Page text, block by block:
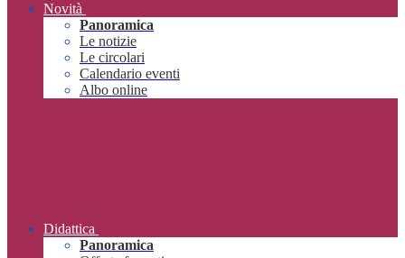
Novità
Panoramica
Le notizie
Le circolari
Calendario eventi
Albo online
Didattica
Panoramica